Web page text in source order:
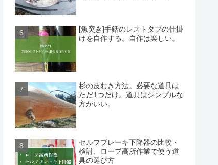
[魚突き]手銛のレストタブの仕掛
けを自作する。自作は楽しい。
杉の皮むき方法。必要な道具は
ただ1つだけ。道具はシンプルな
方がいい。
セルフブレーキ下降器の比較・
検討、ロープ高所作業で使う道
具の選び方